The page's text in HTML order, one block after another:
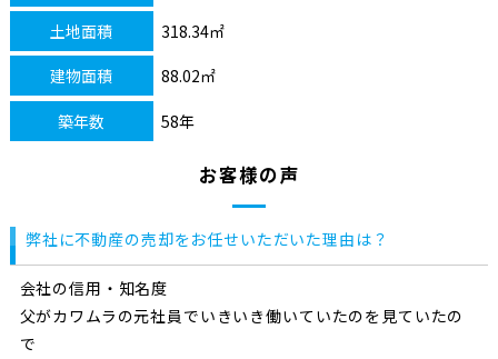
土地面積 318.34㎡
建物面積 88.02㎡
築年数 58年
お客様の声
弊社に不動産の売却をお任せいただいた理由は？
会社の信用・知名度
父がカワムラの元社員でいきいき働いていたのを見ていたの
で